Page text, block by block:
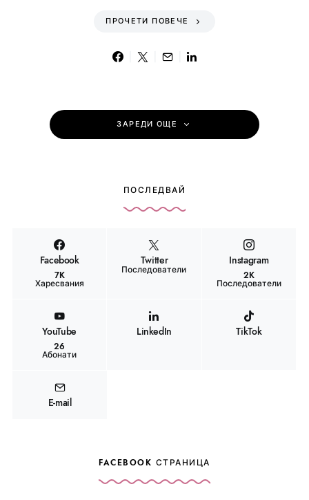
ПРОЧЕТИ ПОВЕЧЕ
ЗАРЕДИ ОЩЕ
ПОСЛЕДВАЙ
Facebook
7K
Харесвания
Twitter
Последователи
Instagram
2K
Последователи
YouTube
26
Абонати
LinkedIn TikTok
E-mail
FACEBOOK СТРАНИЦА